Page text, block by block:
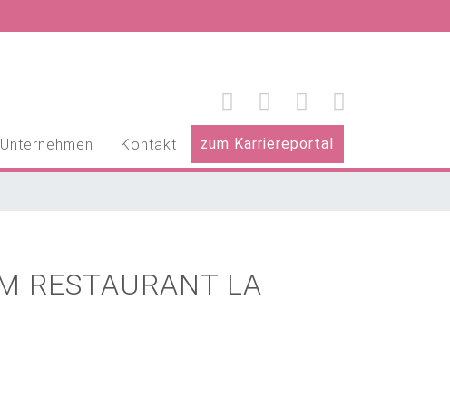
Unternehmen Kontakt zum Karriereportal
RESTAURANT LA